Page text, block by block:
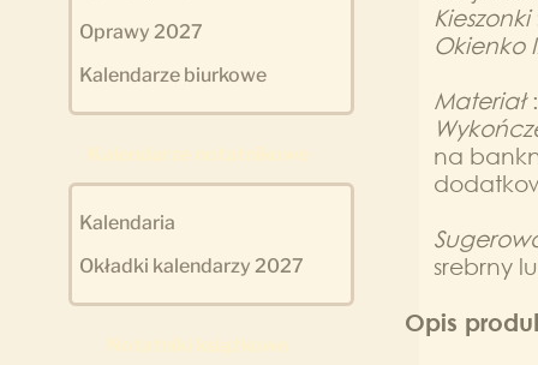
Oprawy 2027
Kalendarze biurkowe
Kalendaria
Okładki kalendarzy 2027
Kieszonki
Okienko
Materiał:
na
srebrny
Opis